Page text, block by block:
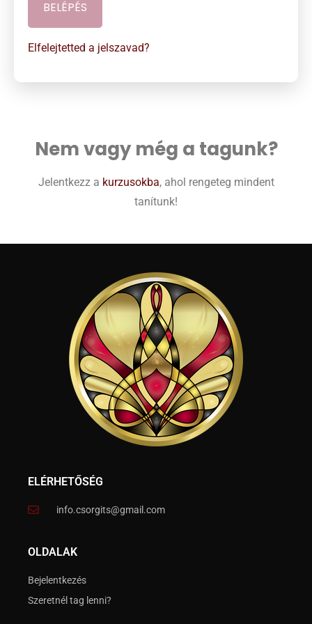
Elfelejtetted a jelszavad?
Nem vagy még a tagunk?
Jelentkezz a kurzusokba, ahol rengeteg mindent
tanítunk!
ELÉRHETŐSÉG
info.csorgits@gmail.com
OLDALAK
Bejelentkezés
Szeretnél tag lenni?